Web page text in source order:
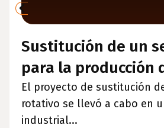
Sustitución de un
para la producción
El proyecto de sustitución
rotativo se llevó a cabo en
industrial...